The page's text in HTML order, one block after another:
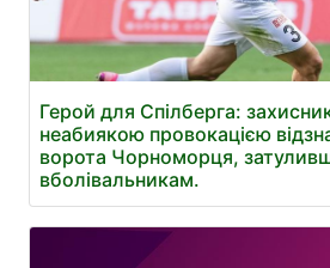
Герой для Спілберга:
неабиякою провокацією
ворота Чорноморця,
вболівальникам.